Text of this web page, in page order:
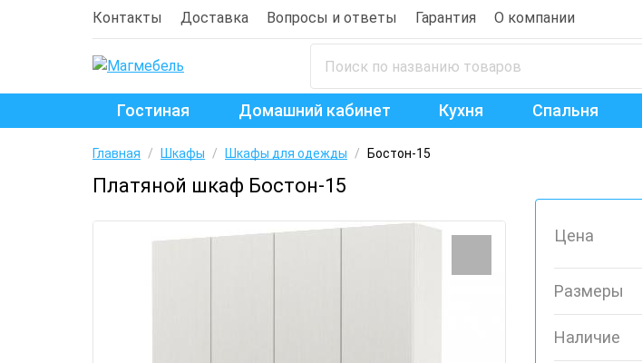
Контакты Доставка Вопросы и ответы Гарантия О компании
Гостиная Домашний кабинет Кухня Спальня
Главная / Шкафы / Шкафы для одежды / Бостон-15
Платяной шкаф Бостон-15
Цена
Размеры
Наличие